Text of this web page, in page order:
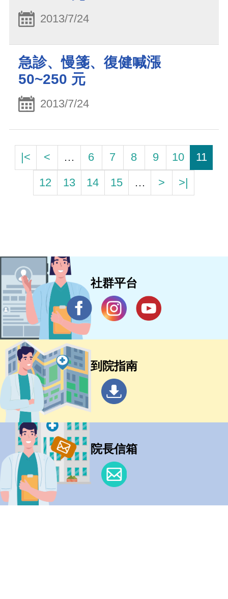
2013/7/24
急診、慢箋、復健喊漲
50~250 元
2013/7/24
|< < … 6 7 8 9 10
11
12
13 14 15 … > >|
社群平台
到院指南
院長信箱